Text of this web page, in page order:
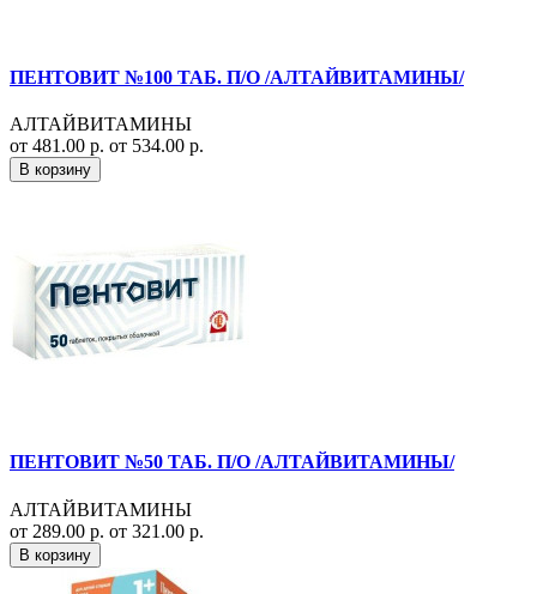
ПЕНТОВИТ №100 ТАБ. П/О /АЛТАЙВИТАМИНЫ/
АЛТАЙВИТАМИНЫ
от 481.00 р. от 534.00 р.
В корзину
ПЕНТОВИТ №50 ТАБ. П/О /АЛТАЙВИТАМИНЫ/
АЛТАЙВИТАМИНЫ
от 289.00 р. от 321.00 р.
В корзину